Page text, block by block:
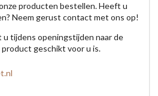
producten bestellen. Heeft u
Neem gerust contact met ons op!
u tijdens openingstijden naar de
geschikt voor u is.